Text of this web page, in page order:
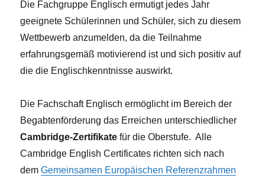
Die Fachgruppe Englisch ermutigt jedes Jahr
geeignete Schülerinnen und Schüler, sich zu diesem
Wettbewerb anzumelden, da die Teilnahme
erfahrungsgemäß motivierend ist und sich positiv auf
die die Englischkenntnisse auswirkt.
Die Fachschaft Englisch ermöglicht im Bereich der
Begabtenförderung das Erreichen unterschiedlicher
Cambridge-Zertifikate für die Oberstufe. Alle
Cambridge English Certificates richten sich nach
demGemeinsamen Europäischen Referenzrahmen